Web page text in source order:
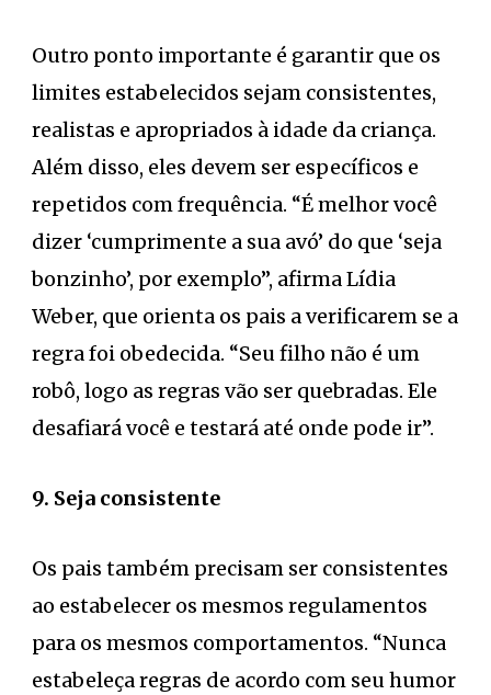
Outro ponto importante é garantir que os
limites estabelecidos sejam consistentes,
realistas e apropriados à idade da criança.
Além disso, eles devem ser específicos e
repetidos com frequência. “É melhor você
dizer ‘cumprimente a sua avó’ do que ‘seja
bonzinho’, por exemplo”, afirma Lídia
Weber, que orienta os pais a verificarem se a
regra foi obedecida. “Seu filho não é um
robô, logo as regras vão ser quebradas. Ele
desafiará você e testará até onde pode ir”.
9. Seja consistente
Os pais também precisam ser consistentes
ao estabelecer os mesmos regulamentos
para os mesmos comportamentos. “Nunca
estabeleça regras de acordo com seu humor